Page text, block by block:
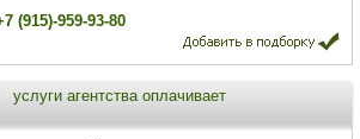
(915)-959-93-80
услуги агентства оплачивает